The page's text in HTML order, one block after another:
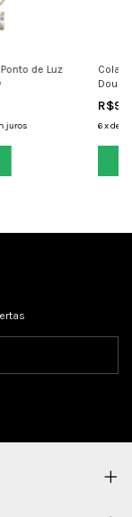
de Luz
juros
Colar
6xde